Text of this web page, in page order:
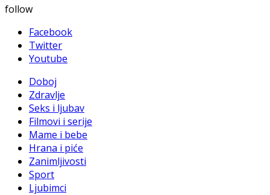
follow
Facebook
Twitter
Youtube
Doboj
Zdravlje
Seks i ljubav
Filmovi i serije
Mame i bebe
Hrana i piće
Zanimljivosti
Sport
Ljubimci